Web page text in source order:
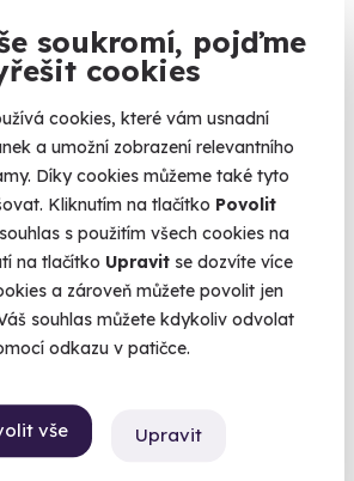
soukromí, pojďme
cookies
cookies, které vám usnadní
a umožní zobrazení relevantního
Díky cookies můžeme také tyto
Kliknutím na tlačítko Povolit
s použitím všech cookies na
na tlačítko Upravit se dozvíte více
a zároveň můžete povolit jen
souhlas můžete kdykoliv odvolat
odkazu v patičce.
vše Upravit
9.6 (90)
08. 2026
lokality)